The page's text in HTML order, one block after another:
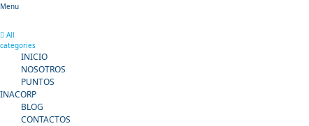
Menu
All
categories
INICIO
NOSOTROS
PUNTOS
INACORP
BLOG
CONTACTOS